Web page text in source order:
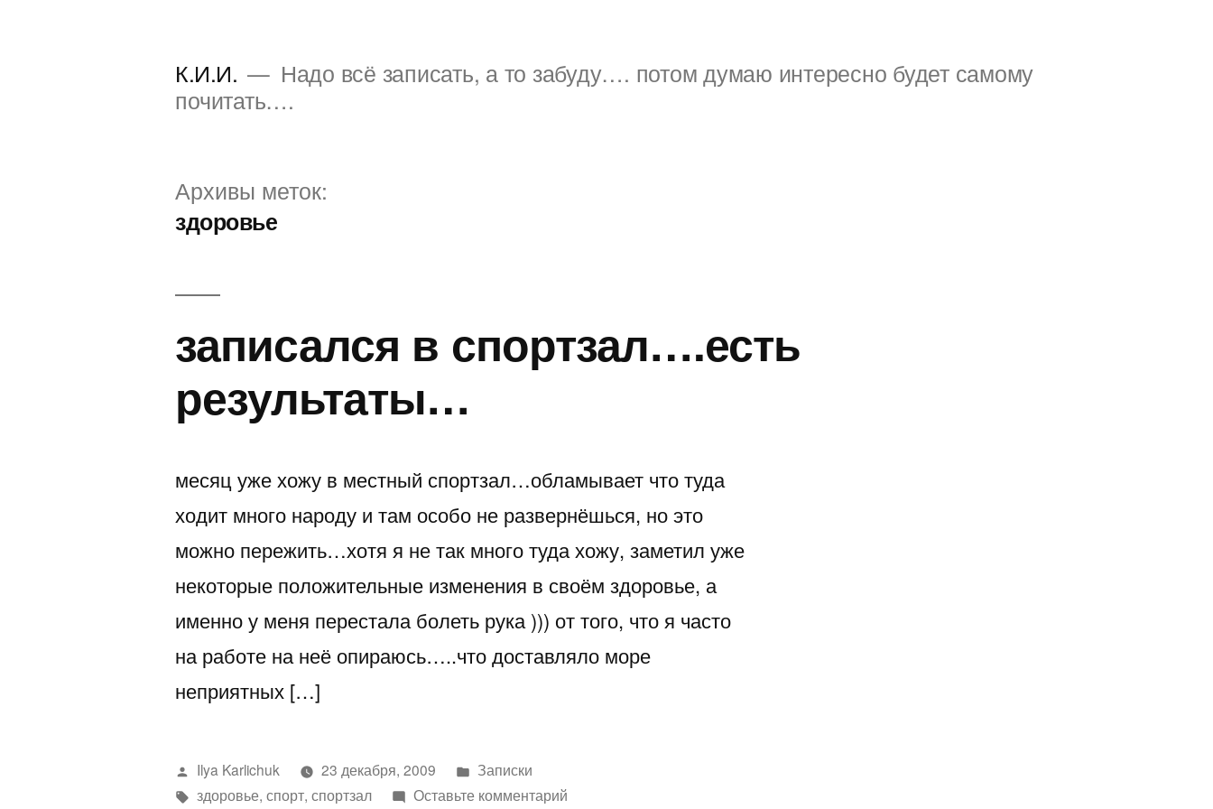
К.И.И.
Надо всё записать, а то забуду…. потом думаю интересно будет самому
почитать….
Архивы меток:
здоровье
записался в спортзал….есть
результаты…
месяц уже хожу в местный спортзал…обламывает что туда
ходит много народу и там особо не развернёшься, но это
можно пережить…хотя я не так много туда хожу, заметил уже
некоторые положительные изменения в своём здоровье, а
именно у меня перестала болеть рука ))) от того, что я часто
на работе на неё опираюсь…..что доставляло море
неприятных […]
Написано
автором
Ilya Karlichuk 23 декабря, 2009
Написано
в
Записки
Метки:
здоровье,спорт,спортзал Оставьте комментарий